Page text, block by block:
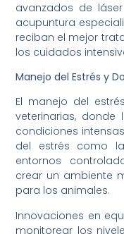
avanzados de
acupuntura
reciban el mejor
los cuidados
Manejo del Estrés y
El manejo del
veterinarias,
condiciones
del estrés como
entornos
crear un ambiente
para los animales.
Innovaciones en
monitorear los